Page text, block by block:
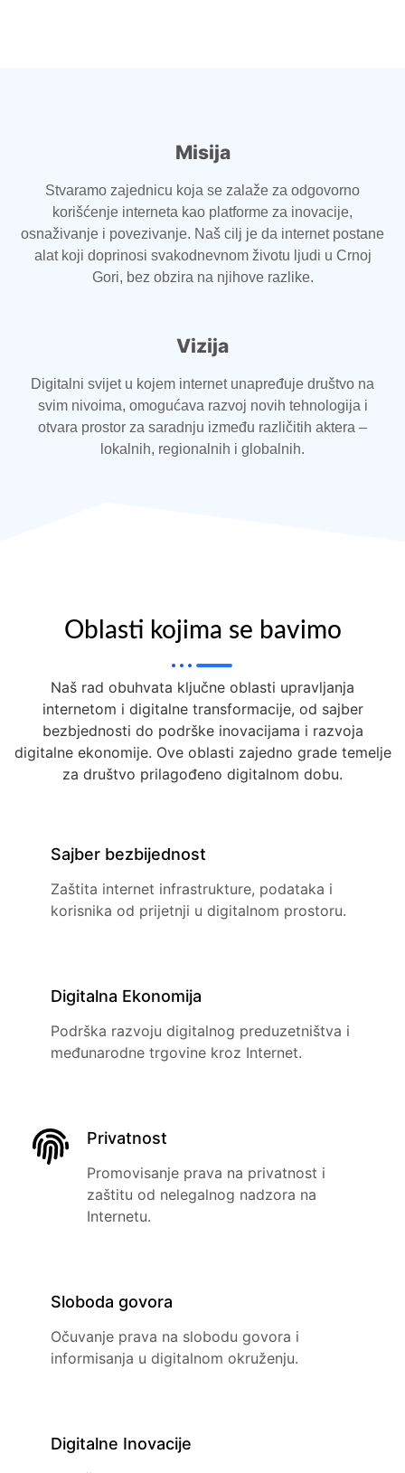
Misija
Stvaramo zajednicu koja se zalaže za odgovorno
korišćenje interneta kao platforme za inovacije,
osnaživanje i povezivanje. Naš cilj je da internet postane
alat koji doprinosi svakodnevnom životu ljudi u Crnoj
Gori, bez obzira na njihove razlike.
Vizija
Digitalni svijet u kojem internet unapređuje društvo na
svim nivoima, omogućava razvoj novih tehnologija i
otvara prostor za saradnju između različitih aktera –
lokalnih, regionalnih i globalnih.
Oblasti kojima se bavimo
Naš rad obuhvata ključne oblasti upravljanja
internetom i digitalne transformacije, od sajber
bezbjednosti do podrške inovacijama i razvoja
digitalne ekonomije. Ove oblasti zajedno grade temelje
za društvo prilagođeno digitalnom dobu.
Sajber bezbijednost
Zaštita internet infrastrukture, podataka i
korisnika od prijetnji u digitalnom prostoru.
Digitalna Ekonomija
Podrška razvoju digitalnog preduzetništva i
međunarodne trgovine kroz Internet.
Privatnost
Promovisanje prava na privatnost i
zaštitu od nelegalnog nadzora na
Internetu.
Sloboda govora
Očuvanje prava na slobodu govora i
informisanja u digitalnom okruženju.
Digitalne Inovacije